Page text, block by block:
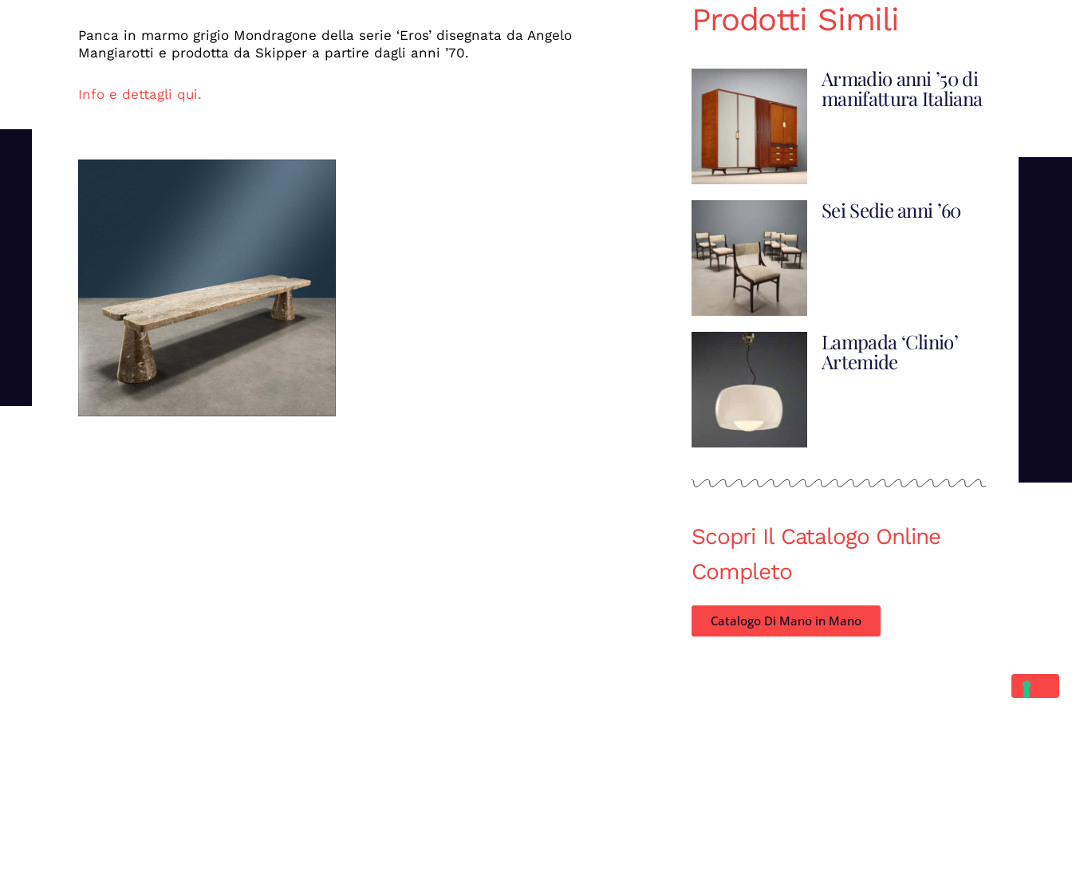
Panca in marmo grigio Mondragone della serie ‘Eros’ disegnata da Angelo
Mangiarotti e prodotta da Skipper a partire dagli anni ’70.
Info e dettagli qui.
Prodotti Simili
Armadio anni ’50 di
manifattura Italiana
Sei Sedie anni ’60
Lampada ‘Clinio’
Artemide
Scopri Il Catalogo Online
Completo
Catalogo Di Mano in Mano